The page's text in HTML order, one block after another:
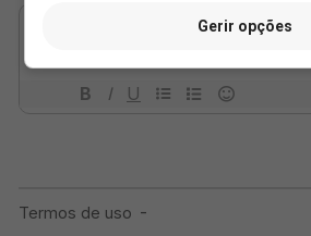
Gerir opções